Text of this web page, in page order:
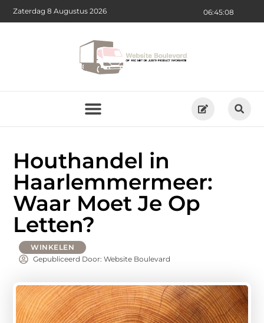
06:45:10
Zaterdag 8 Augustus 2026
Houthandel in
Haarlemmermeer:
Waar Moet Je Op
Letten?
WINKELEN
Gepubliceerd Door: Website Boulevard